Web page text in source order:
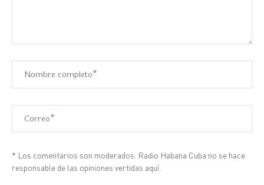
* Los comentarios son moderados. Radio Habana Cuba no se hace
responsable de las opiniones vertidas aquí.